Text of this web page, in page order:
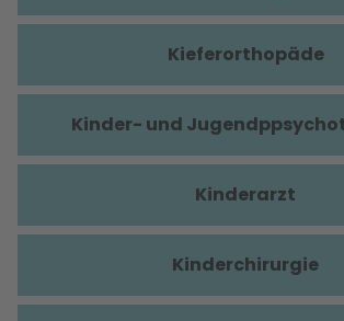
Kieferorthopäde
Kinder- und
Kinderarzt
Kinderchirurgie